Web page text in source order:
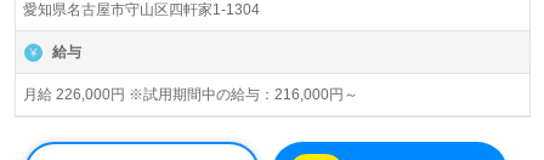
愛知県名古屋市守山区四軒家1-1304
給与
月給 226,000円 ※試用期間中の給与：216,000円～